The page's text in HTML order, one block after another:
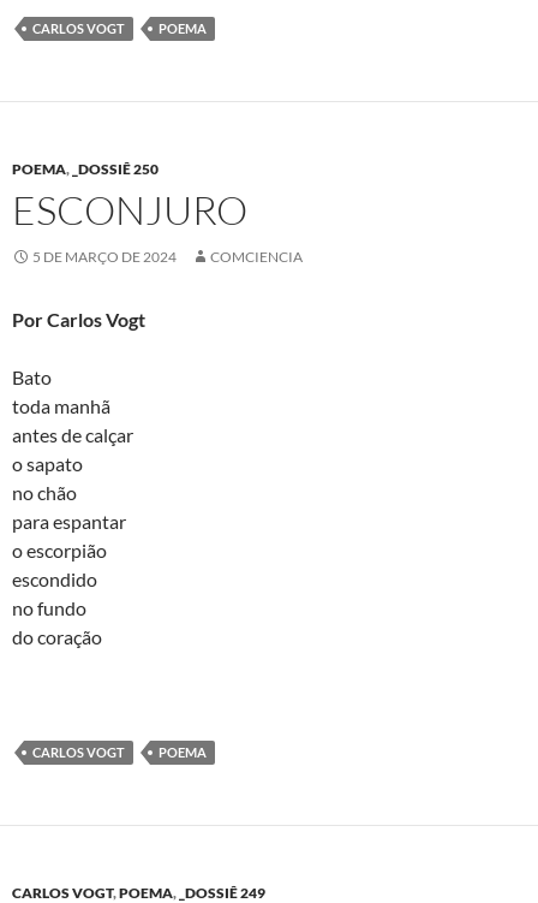
CARLOS VOGT POEMA
POEMA, _DOSSIÊ 250
ESCONJURO
5 DE MARÇO DE 2024 COMCIENCIA
Por Carlos Vogt
Bato
toda manhã
antes de calçar
o sapato
no chão
para espantar
o escorpião
escondido
no fundo
do coração
CARLOS VOGT POEMA
CARLOS VOGT,POEMA, _DOSSIÊ 249